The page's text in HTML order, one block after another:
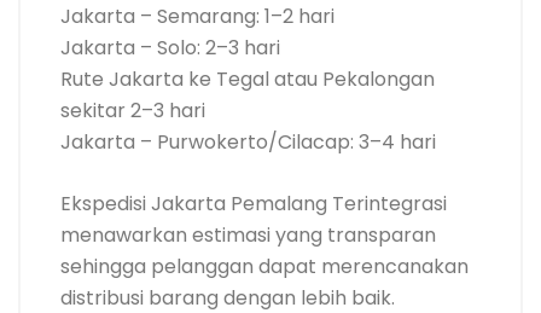
Jakarta – Semarang: 1–2 hari
Jakarta – Solo: 2–3 hari
Rute Jakarta ke Tegal atau Pekalongan
sekitar 2–3 hari
Jakarta – Purwokerto/Cilacap: 3–4 hari
Ekspedisi Jakarta Pemalang Terintegrasi
menawarkan estimasi yang transparan
sehingga pelanggan dapat merencanakan
distribusi barang dengan lebih baik.